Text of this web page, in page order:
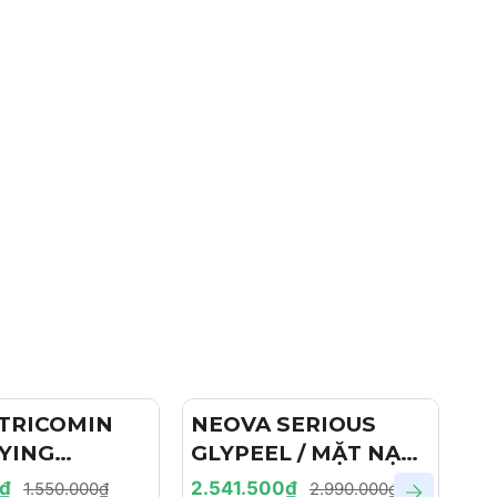
- 15%
/ DẦU GỘI
1.550.000₫
NEOVA SERIOUS
GLYPEEL / MẶT NẠ
PEEL GLYCOLIC CẢI
2.541.500₫ 2.990.000₫